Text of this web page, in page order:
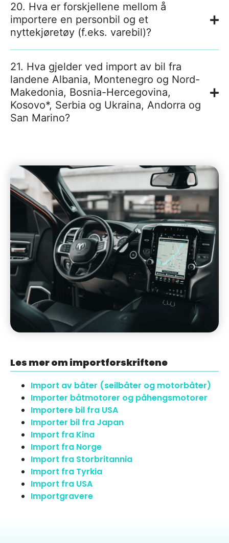
20. Hva er forskjellene mellom å
importere en personbil og et
nyttekjøretøy (f.eks. varebil)?
21. Hva gjelder ved import av bil fra
landene Albania, Montenegro og Nord-
Makedonia, Bosnia-Hercegovina,
Kosovo*, Serbia og Ukraina, Andorra og
San Marino?
Les mer om importforskriftene
Import av båter (seilbåter og motorbåter)
Importer båtmotorer og påhengsmotorer
Importere bil fra USA
Importer bil fra Japan
Import fra Kina
Import fra Norge
Import fra Storbritannia
Import fra Tyrkia
Import fra USA
Importgravere